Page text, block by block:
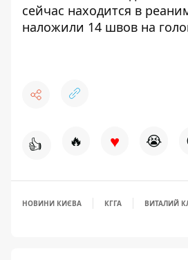
сейчас находится в
наложили 14 швов на
👍 🔥 ♥ 😭
НОВИНИ КИЄВА КГГА ВИТАЛИЙ